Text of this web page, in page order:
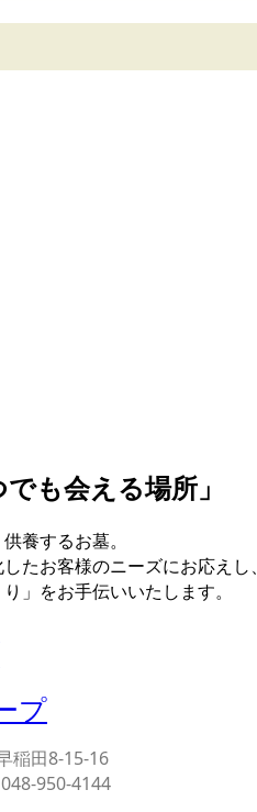
も会える場所」
養するお墓。
たお客様のニーズにお応えし、
」をお手伝いいたします。
プ
稲田8-15-16
950-4144